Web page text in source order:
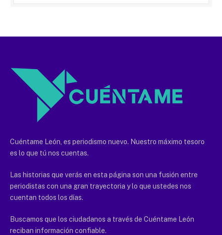
Cuéntame León, es periodismo nuevo. Nuestro máximo tesoro
es lo que tú nos cuentas.
Las historias que verás en esta página son una fusión entre
periodistas con una gran trayectoria y lo que ustedes nos
cuentan todos los días.
Buscamos que los ciudadanos a través de Cuéntame León
reciban información confiable.